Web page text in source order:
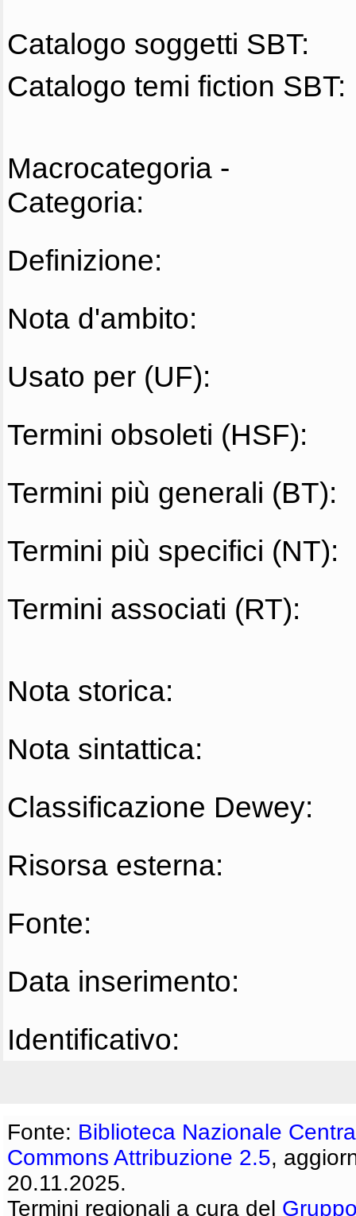
Catalogo soggetti SBT:
Catalogo temi fiction SBT:
Macrocategoria -
Categoria:
Definizione:
Nota d'ambito:
Usato per (UF):
Termini obsoleti (HSF):
Termini più generali (BT):
Termini più specifici (NT):
Termini associati (RT):
Nota storica:
Nota sintattica:
Classificazione Dewey:
Risorsa esterna:
Fonte:
Data inserimento:
Identificativo:
Fonte: Biblioteca Nazionale
Commons Attribuzione 2.5,
20.11.2025.
Termini regionali a cura del